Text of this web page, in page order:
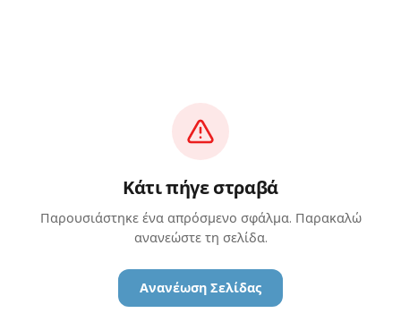
Κάτι πήγε στραβά
Παρουσιάστηκε ένα απρόσμενο σφάλμα. Παρακαλώ
ανανεώστε τη σελίδα.
Ανανέωση Σελίδας